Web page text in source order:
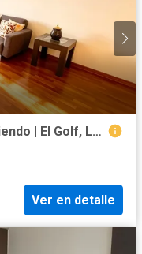
Departamento Amoblado En Arriendo | El Golf, Las Condes
Ver en detalle